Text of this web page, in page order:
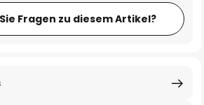
Fragen zu diesem Artikel?